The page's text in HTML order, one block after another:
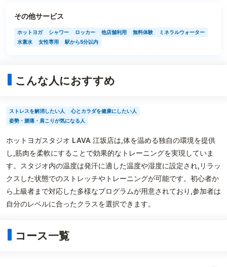
その他サービス
ホットヨガ シャワー ロッカー 他店舗利用 無料体験
ミネラルウォーター
水素水
女性専用 駅から5分以内
こんな人におすすめ
ストレスを解消したい人
心とカラダを健康にしたい人
姿勢・腰痛・肩こりが気になる人
ホットヨガスタジオ LAVA 江坂店は,体を温める独自の環境を提供
し,筋肉を柔軟にすることで効果的なトレーニングを実現していま
す。スタジオ内の温度は発汗に適した温度や湿度に設定され,リラッ
クスした状態でのストレッチやトレーニングが可能です。初心者か
ら上級者まで対応した多様なプログラムが用意されており,参加者は
自分のレベルに合ったクラスを選択できます。
コース一覧